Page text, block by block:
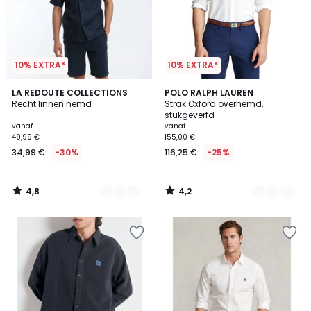
10% EXTRA*
LA REDOUTE COLLECTIONS
Recht linnen hemd
vanaf
49,99 €
34,99 € -30%
4,8
/ 5
2
Kleuren
4,8
/
10% EXTRA*
POLO RALPH LAUREN
Strak Oxford overhemd,
stukgeverfd
vanaf
155,00 €
116,25 € -25%
4,2
/ 5
3
Kleuren
4,2
/